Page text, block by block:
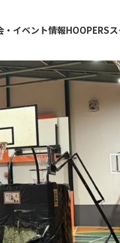
・イベント情報
ルール・レベル
よくある質問
大会規約
大会予約履歴
HOOPERS